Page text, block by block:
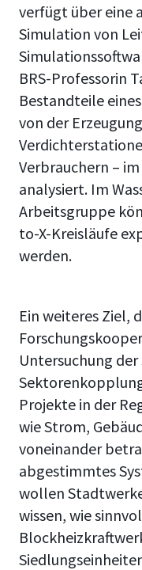
verfügt über eine
Simulation von
BRS-Professorin
Bestandteile
von der
Verbrauchern –
analysiert. Im
Arbeitsgruppe
to-X-Kreisläufe
werden.
Ein weiteres Ziel,
Untersuchung
Projekte in der
wie Strom,
voneinander
abgestimmtes
wollen
wissen, wie